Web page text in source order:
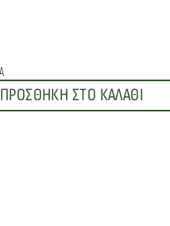
ΠΡΟΣΘΗΚΗ ΣΤΟ ΚΑΛΑΘΙ